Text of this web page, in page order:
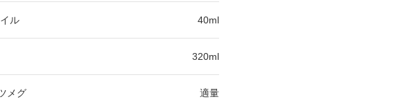
ル 40ml
320ml
メグ 適量